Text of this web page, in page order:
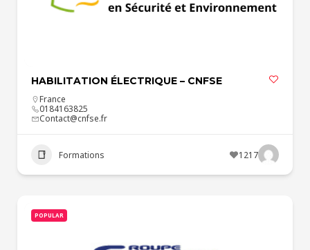
HABILITATION ÉLECTRIQUE – CNFSE
France
0184163825
Contact@cnfse.fr
Formations 1217
POPULAR